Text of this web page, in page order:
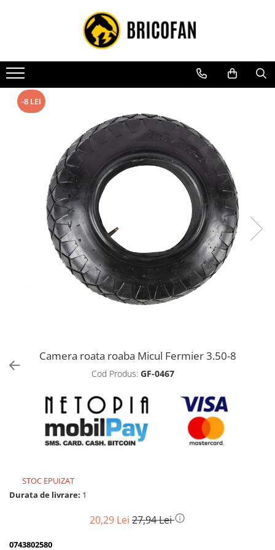
Toate Produsele
Vehicule electrice
Atv
Cu permis
Masini electrice
Piese de schimb vehicule electrice
Scutere electrice
Scutere pe benzina
Tricicluri cargo fara permis
Tricicluri persoane
Trotinete electrice
Biciclete, trotinete, triciclete
Motoburghie si accesorii
Accesorii motoburghie
Motoburghie
Drujbe, fierastraie electrice
Drujbe pe benzina
Drujbe cu acumulator
electrice
Drujbe electrice
Mori cereale si batoze porumb
Batoze - mori desfacat porumb
-8 LEI
Camera roata roaba Micul Fermier 3.50-8
Cod Produs: GF-0467
STOC EPUIZAT
Durata de livrare: 1
20,29 Lei 27,94 Lei
0743802580